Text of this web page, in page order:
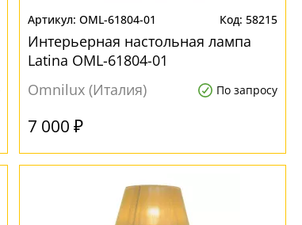
OML-61804-01 58215
Интерьерная настольная лампа
Latina OML-61804-01
Omnilux (Италия)
По запросу
7 000 ₽